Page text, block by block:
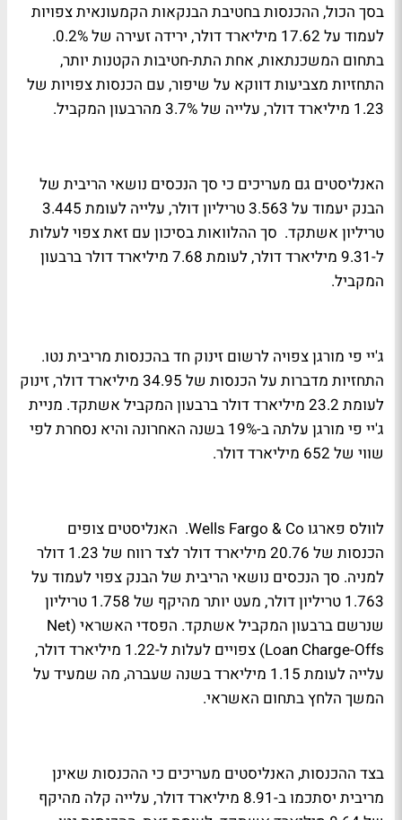
בסך הכול, ההכנסות בחטיבת הבנקאות הקמעונאית צפויות
לעמוד על 17.62 מיליארד דולר, ירידה זעירה של 0.2%.
בתחום המשכנתאות, אחת התת-חטיבות הקטנות יותר,
התחזיות מצביעות דווקא על שיפור, עם הכנסות צפויות של
1.23 מיליארד דולר, עלייה של 3.7% מהרבעון המקביל.
האנליסטים גם מעריכים כי סך הנכסים נושאי הריבית של
הבנק יעמוד על 3.563 טריליון דולר, עלייה לעומת 3.445
טריליון אשתקד. סך ההלוואות בסיכון עם זאת צפוי לעלות
ל-9.31 מיליארד דולר, לעומת 7.68 מיליארד דולר ברבעון
המקביל.
ג'יי פי מורגן צפויה לרשום זינוק חד בהכנסות מריבית נטו.
התחזיות מדברות על הכנסות של 34.95 מיליארד דולר, זינוק
לעומת 23.2 מיליארד דולר ברבעון המקביל אשתקד. מניית
ג'יי פי מורגן עלתה ב-19% בשנה האחרונה והיא נסחרת לפי
שווי של 652 מיליארד דולר.
לוולס פארגו Wells Fargo & Co. האנליסטים צופים
הכנסות של 20.76 מיליארד דולר לצד רווח של 1.23 דולר
למניה. סך הנכסים נושאי הריבית של הבנק צפוי לעמוד על
1.763 טריליון דולר, מעט יותר מהיקף של 1.758 טריליון
שנרשם ברבעון המקביל אשתקד. הפסדי האשראי (Net
Loan Charge-Offs) צפויים לעלות ל-1.22 מיליארד דולר,
עלייה לעומת 1.15 מיליארד בשנה שעברה, מה שמעיד על
המשך הלחץ בתחום האשראי.
בצד ההכנסות, האנליסטים מעריכים כי ההכנסות שאינן
מריבית יסתכמו ב-8.91 מיליארד דולר, עלייה קלה מהיקף